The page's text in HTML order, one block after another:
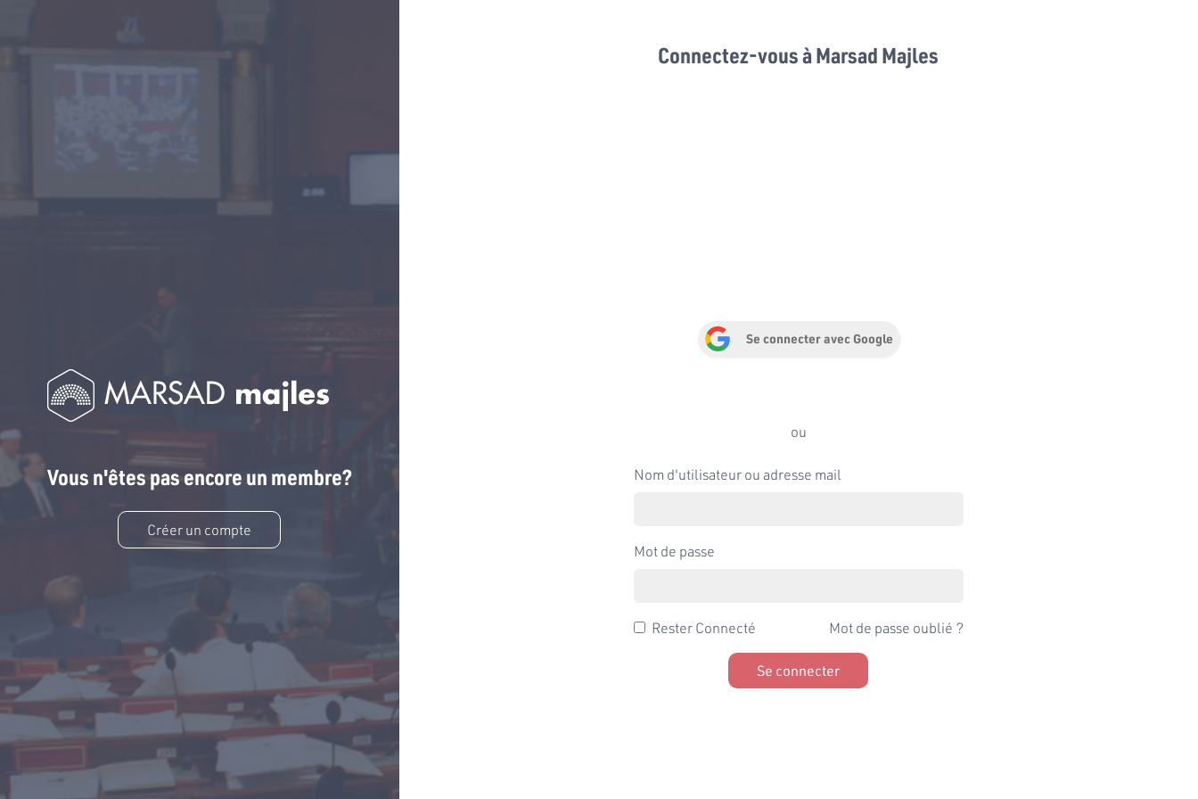
Vous n'êtes pas encore un membre?
Créer un compte
Connectez-vous à Marsad Majles
Se connecter avec Google
ou
Nom d'utilisateur ou adresse mail
Mot de passe
Rester Connecté Mot de passe oublié ?